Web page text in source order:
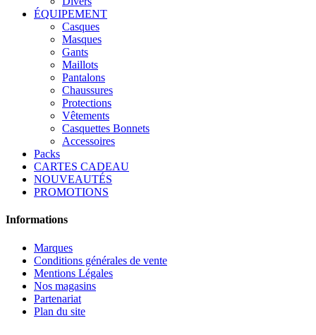
ÉQUIPEMENT
Casques
Masques
Gants
Maillots
Pantalons
Chaussures
Protections
Vêtements
Casquettes Bonnets
Accessoires
Packs
CARTES CADEAU
NOUVEAUTÉS
PROMOTIONS
Informations
Marques
Conditions générales de vente
Mentions Légales
Nos magasins
Partenariat
Plan du site